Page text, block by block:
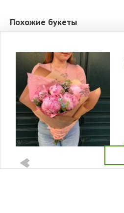
Похожие букеты